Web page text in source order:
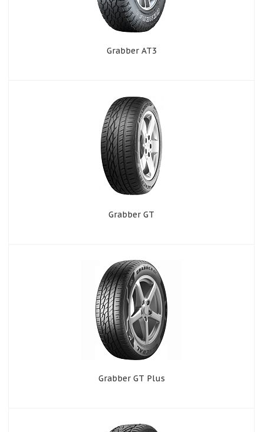
Grabber AT3
Grabber GT
Grabber GT Plus